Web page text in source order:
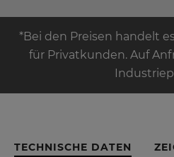
*Bei den Preisen handelt
für Privatkunden. Auf
TECHNISCHE DATEN